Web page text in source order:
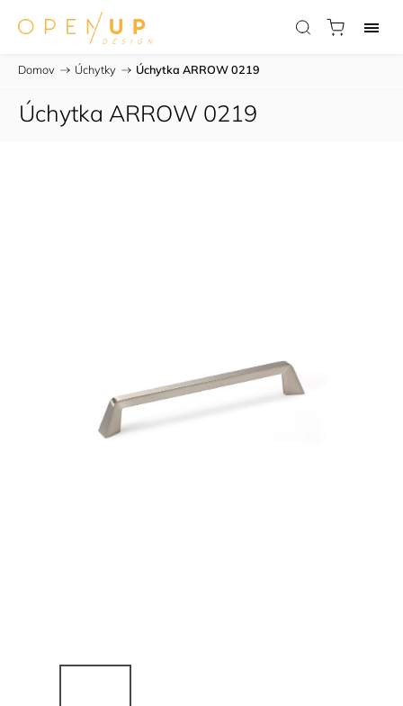
Domov / Úchytky / Úchytka ARROW 0219
Úchytka ARROW 0219